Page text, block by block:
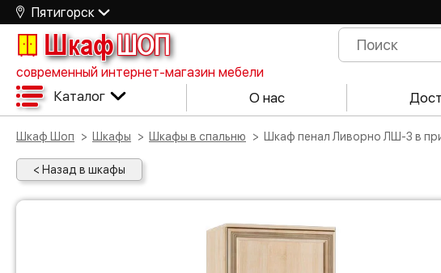
Пятигорск
ШкафШОП
современный интернет-магазин мебели
Каталог О нас
Шкаф Шоп Шкафы Шкафы в спальню Шкаф пенал Ливорно ЛШ-3 в
< Назад в шкафы